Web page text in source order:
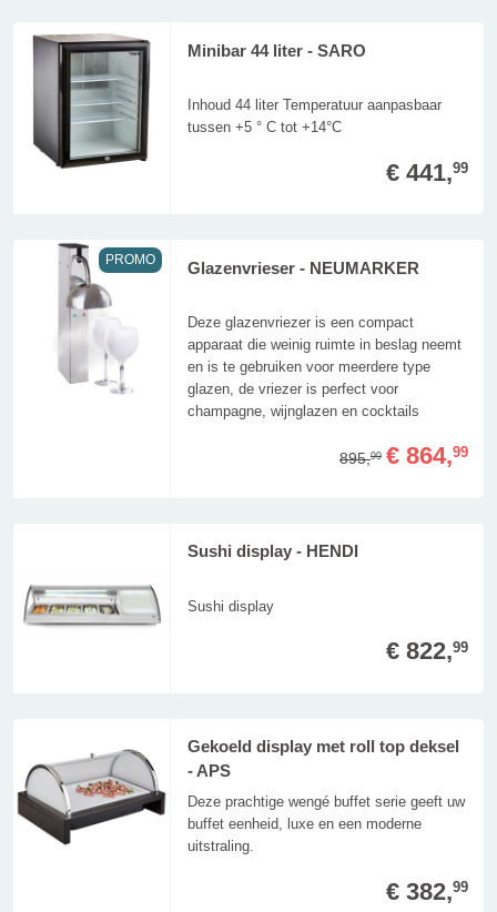
Minibar 44 liter - SARO
Inhoud 44 liter Temperatuur aanpasbaar
tussen +5 ° C tot +14°C
€ 441,99
PROMO Glazenvrieser - NEUMARKER
Deze glazenvriezer is een compact
apparaat die weinig ruimte in beslag neemt
en is te gebruiken voor meerdere type
glazen, de vriezer is perfect voor
champagne, wijnglazen en cocktails
895,99 € 864,99
Sushi display - HENDI
Sushi display
€ 822,99
Gekoeld display met roll top deksel
- APS
Deze prachtige wengé buffet serie geeft uw
buffet eenheid, luxe en een moderne
uitstraling.
€ 382,99